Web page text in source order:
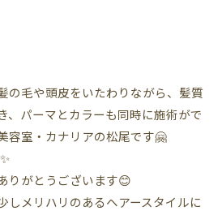
毛や頭皮をいたわりながら、髪質
、パーマとカラーも同時に施術がで
容室・カナリアの松尾です🤗
りがとうございます😊
しメリハリのあるヘアースタイルに